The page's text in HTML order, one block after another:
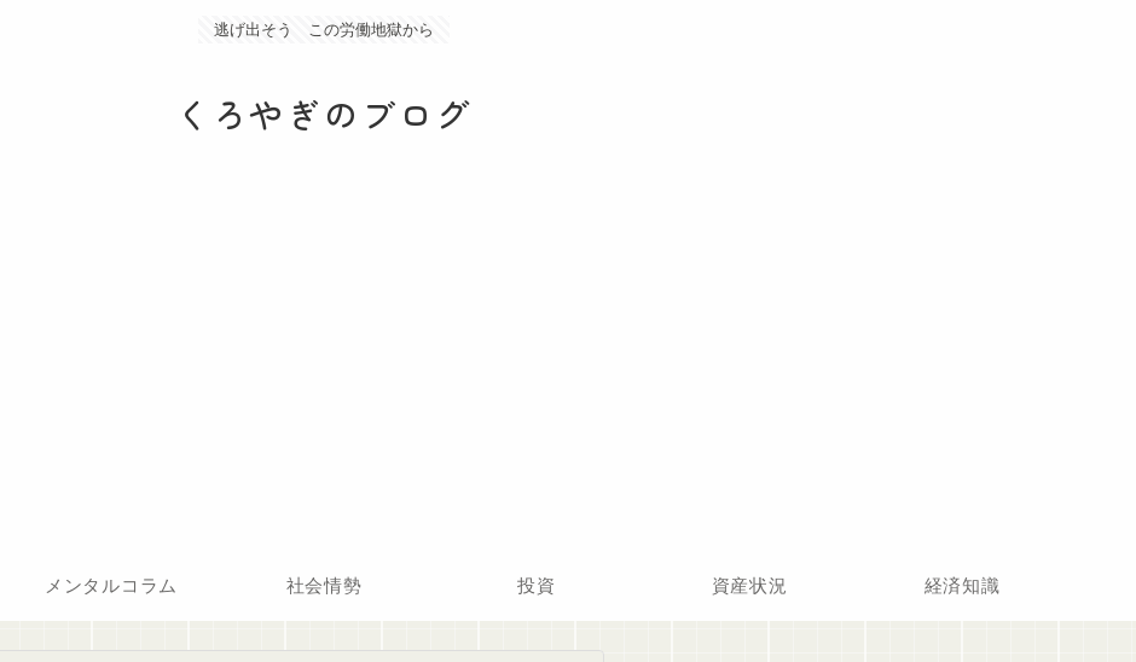
逃げ出そう この労働地獄から
くろやぎのブログ
メンタルコラム 社会情勢 投資 資産状況 経済知識